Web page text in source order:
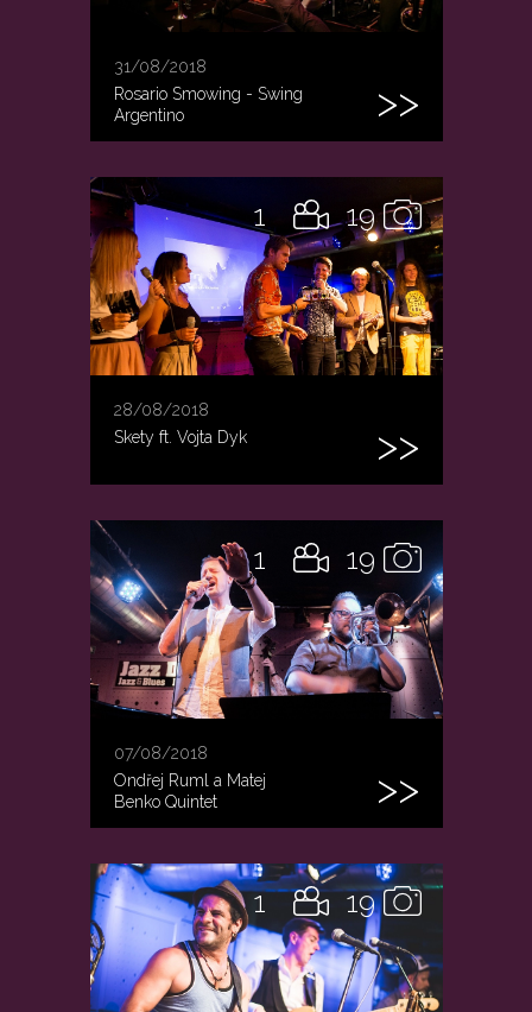
31/08/2018
Rosario Smowing - Swing
Argentino
19
1
28/08/2018
Skety ft. Vojta Dyk
19
1
07/08/2018
Ondřej Ruml a Matej
Benko Quintet
19
1